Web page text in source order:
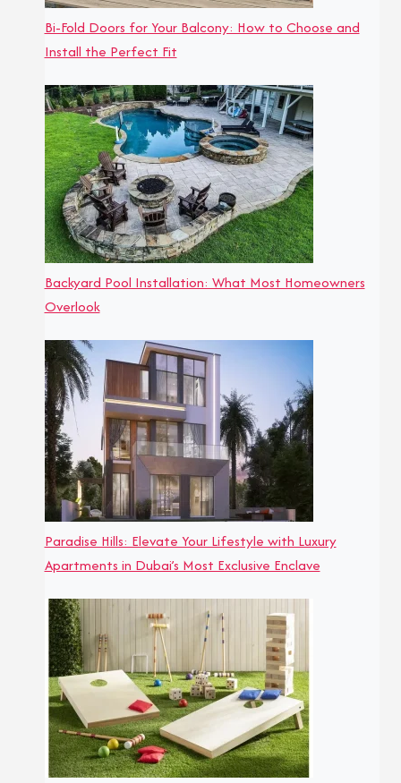
Bi-Fold Doors for Your Balcony: How to Choose and
Install the Perfect Fit
Backyard Pool Installation: What Most Homeowners
Overlook
Paradise Hills: Elevate Your Lifestyle with Luxury
Apartments in Dubai’s Most Exclusive Enclave